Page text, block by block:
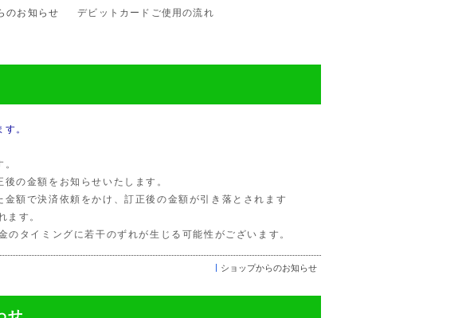
のお知らせ デビットカードご使用の流れ
。
の金額をお知らせいたします。
額で決済依頼をかけ、訂正後の金額が引き落とされます
ます。
イミングに若干のずれが生じる可能性がございます。
ショップからのお知らせ